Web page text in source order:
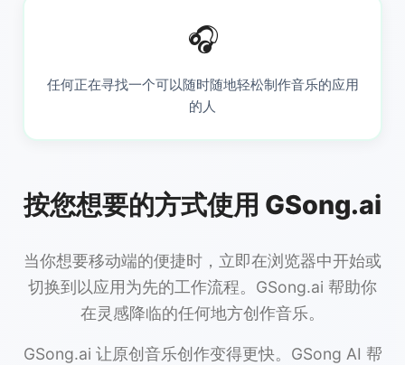
🎧
任何正在寻找一个可以随时随地轻松制作音乐的应用
的人
按您想要的方式使用 GSong.ai
当你想要移动端的便捷时，立即在浏览器中开始或
切换到以应用为先的工作流程。GSong.ai 帮助你
在灵感降临的任何地方创作音乐。
GSong.ai 让原创音乐创作变得更快。GSong AI 帮